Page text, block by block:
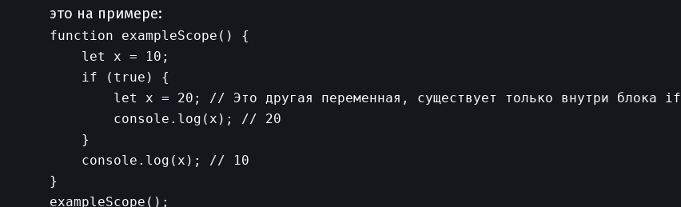
это на примере:
function exampleScope() {
    let x = 10;
    if (true) {
        let x = 20; // Это другая переменная, существует только внутри блока if
        console.log(x); // 20
    }
    console.log(x); // 10
}
exampleScope();